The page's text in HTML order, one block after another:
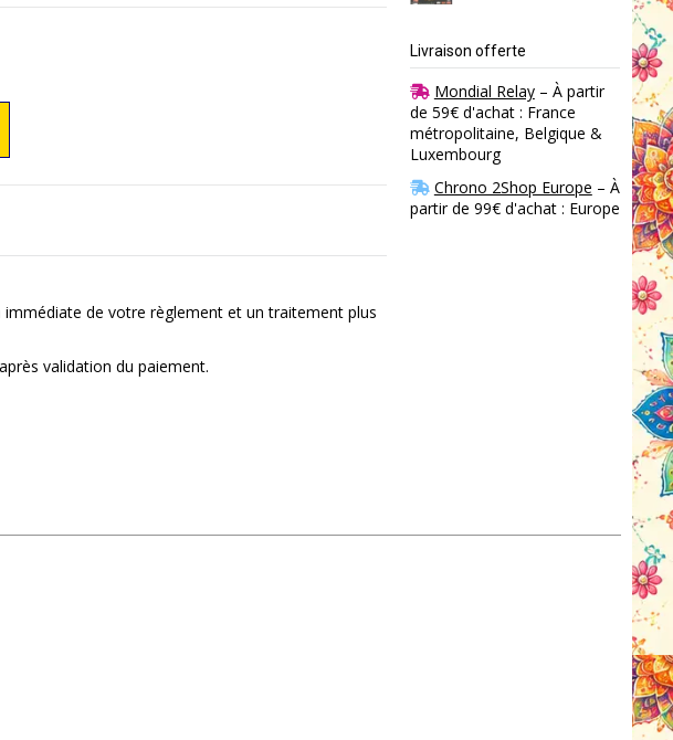
de votre règlement et un traitement plus
validation du paiement.
Livraison offerte
Mondial Relay– À partir
de 59€ d'achat : France
métropolitaine, Belgique &
Luxembourg
Chrono 2Shop Europe – À
partir de 99€ d'achat : Europe